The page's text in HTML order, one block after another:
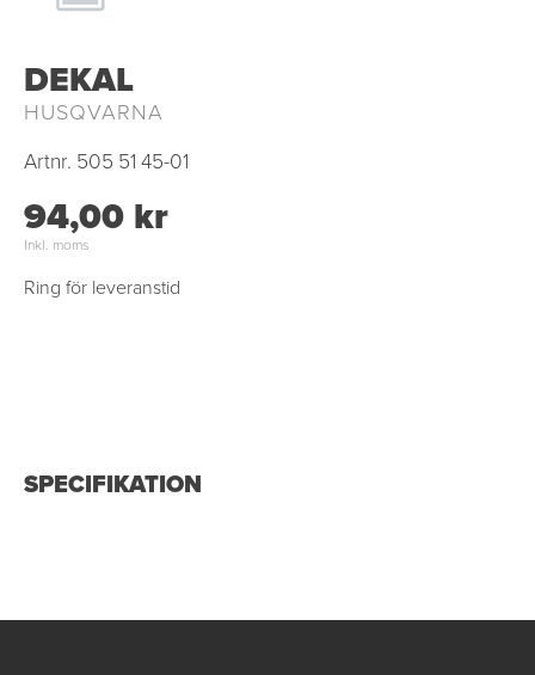
DEKAL
HUSQVARNA
Artnr. 505 51 45-01
94,00 kr
Inkl. moms
Ring för leveranstid
SPECIFIKATION